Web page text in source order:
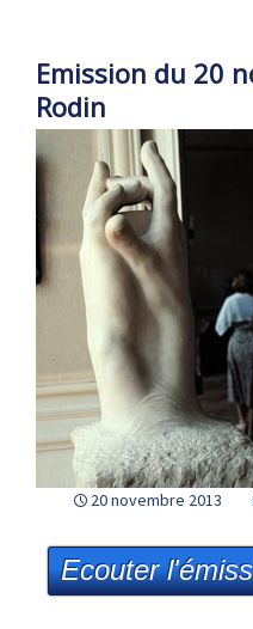
Emission du 20
Rodin
20 novembre 2013
Ecouter